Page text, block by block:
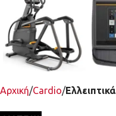
Αρχική Cardio Ελλειπτικά